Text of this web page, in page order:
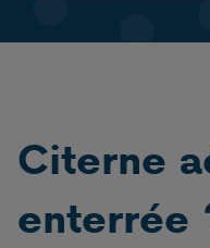
Citerne
enterrée